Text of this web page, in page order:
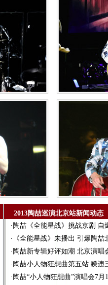
2013陶喆巡演北京站新闻动态
· 陶喆《全能星战》挑战京剧 自
·
《全能星战》未播出 引爆陶喆
· 陶喆新专辑好评如潮 北京演唱
· 陶喆小人物狂想曲第五站 睽违
· 陶喆“小人物狂想曲”演唱会7月